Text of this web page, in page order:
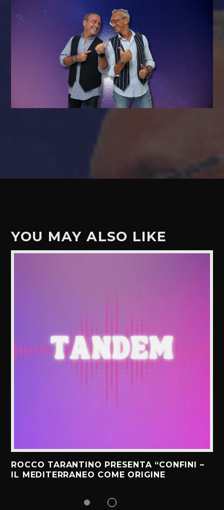
YOU MAY ALSO LIKE
ROCCO TARANTINO PRESENTA “CONFINI –
IL MEDITERRANEO COME ORIGINE